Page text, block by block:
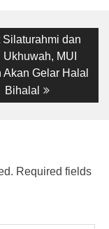
Silaturahmi dan
MUI
Akan Gelar Halal
Bihalal
Required fields